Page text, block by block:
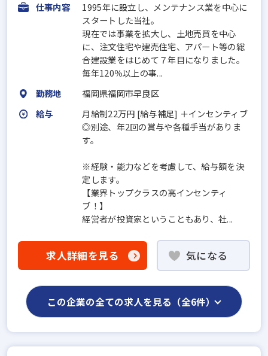
仕事内容
1995年に設立し、メンテナンス業を中心に
スタートした当社。
現在では事業を拡大し、土地売買を中心
に、注文住宅や建売住宅、アパート等の総
合建設業をはじめて７年目になりました。
毎年120％以上の事...
勤務地
福岡県福岡市早良区
給与
月給制22万円 [給与補足] ＋インセンティブ
◎別途、年2回の賞与や各種手当がありま
す。
※経験・能力などを考慮して、給与額を決
定します。
【業界トップクラスの高インセンティ
ブ！】
経営者が投資家ということもあり、社...
求人詳細を見る 気になる
この企業の全ての求人を見る（全6件）